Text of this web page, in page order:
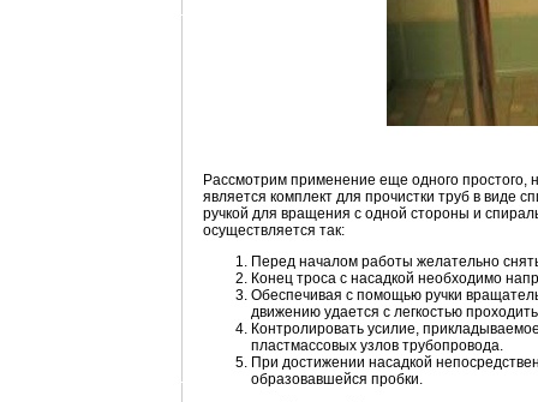
Рассмотрим применение еще одного простого,
является комплект для прочистки труб в виде
ручкой для вращения с одной стороны и
осуществляется так:
Перед началом работы желательно
Конец троса с насадкой необходимо
Обеспечивая с помощью ручки
движению удается с легкостью
Контролировать усилие,
пластмассовых узлов трубопровода.
При достижении насадкой
образовавшейся пробки.